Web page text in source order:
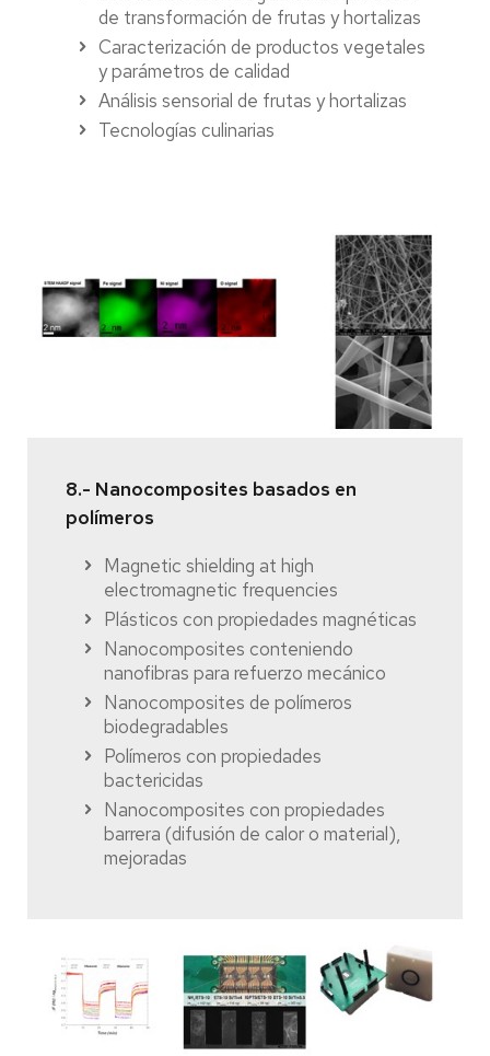
de transformación de frutas y hortalizas
Caracterización de productos vegetales
y parámetros de calidad
Análisis sensorial de frutas y hortalizas
Tecnologías culinarias
8.- Nanocomposites basados en
polímeros
Magnetic shielding at high
electromagnetic frequencies
Plásticos con propiedades magnéticas
Nanocomposites conteniendo
nanofibras para refuerzo mecánico
Nanocomposites de polímeros
biodegradables
Polímeros con propiedades
bactericidas
Nanocomposites con propiedades
barrera (difusión de calor o material),
mejoradas